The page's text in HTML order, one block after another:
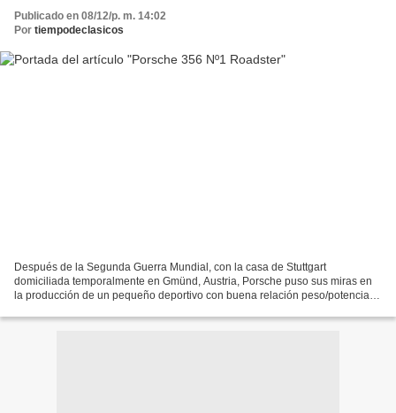
Publicado en 08/12/p. m. 14:02
Por tiempodeclasicos
Después de la Segunda Guerra Mundial, con la casa de Stuttgart
domiciliada temporalmente en Gmünd, Austria, Porsche puso sus miras en
la producción de un pequeño deportivo con buena relación peso/potencia